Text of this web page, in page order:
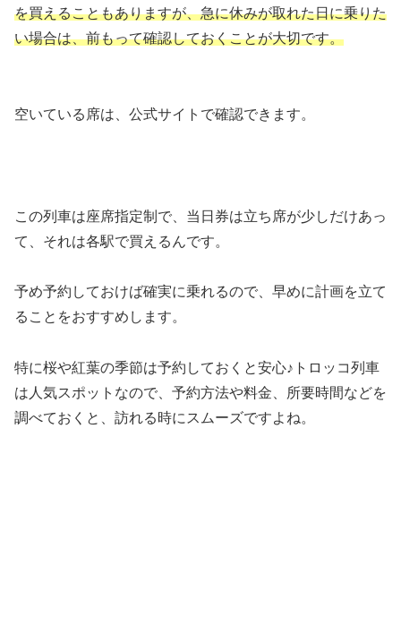
を買えることもありますが、急に休みが取れた日に乗りた
い場合は、前もって確認しておくことが大切です。
空いている席は、公式サイトで確認できます。
この列車は座席指定制で、当日券は立ち席が少しだけあっ
て、それは各駅で買えるんです。
予め予約しておけば確実に乗れるので、早めに計画を立て
ることをおすすめします。
特に桜や紅葉の季節は予約しておくと安心♪トロッコ列車
は人気スポットなので、予約方法や料金、所要時間などを
調べておくと、訪れる時にスムーズですよね。